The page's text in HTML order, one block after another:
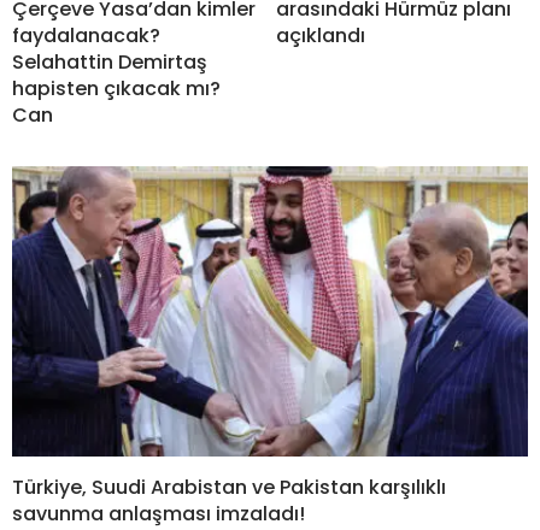
Çerçeve Yasa’dan kimler
faydalanacak?
Selahattin Demirtaş
hapisten çıkacak mı?
Can
arasındaki Hürmüz planı
açıklandı
Türkiye, Suudi Arabistan ve Pakistan karşılıklı
savunma anlaşması imzaladı!